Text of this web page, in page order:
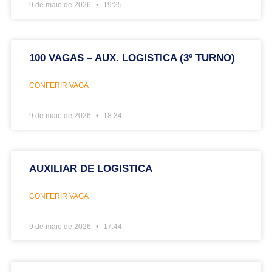
9 de maio de 2026 19:25
100 VAGAS – AUX. LOGISTICA (3º TURNO)
CONFERIR VAGA
9 de maio de 2026 18:34
AUXILIAR DE LOGISTICA
CONFERIR VAGA
9 de maio de 2026 17:44